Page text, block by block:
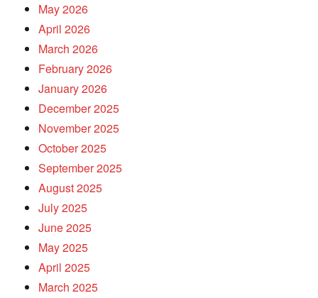
May 2026
April 2026
March 2026
February 2026
January 2026
December 2025
November 2025
October 2025
September 2025
August 2025
July 2025
June 2025
May 2025
April 2025
March 2025